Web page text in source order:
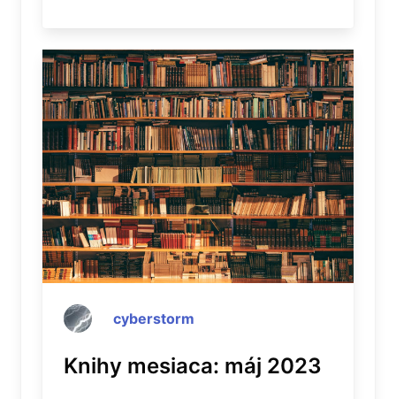
cyberstorm
Knihy mesiaca: máj 2023